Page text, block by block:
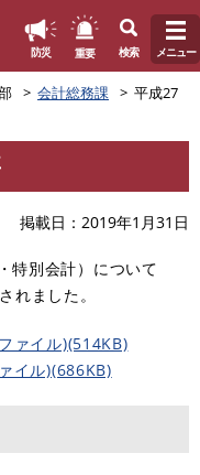
防災 重要 検索 メニュー
会計総務課
平成27
掲載日 2019年1月31日
特別会計）について
れました。
ァイル)(514KB)
イル)(686KB)